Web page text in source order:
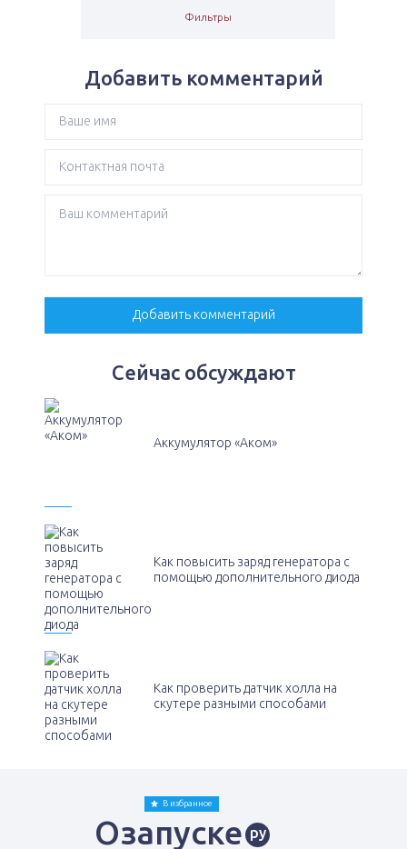
Фильтры
Добавить комментарий
Сейчас обсуждают
Аккумулятор «Аком»
Как повысить заряд генератора с
помощью дополнительного диода
Как проверить датчик холла на
скутере разными способами
Озапуске ру
В избранное